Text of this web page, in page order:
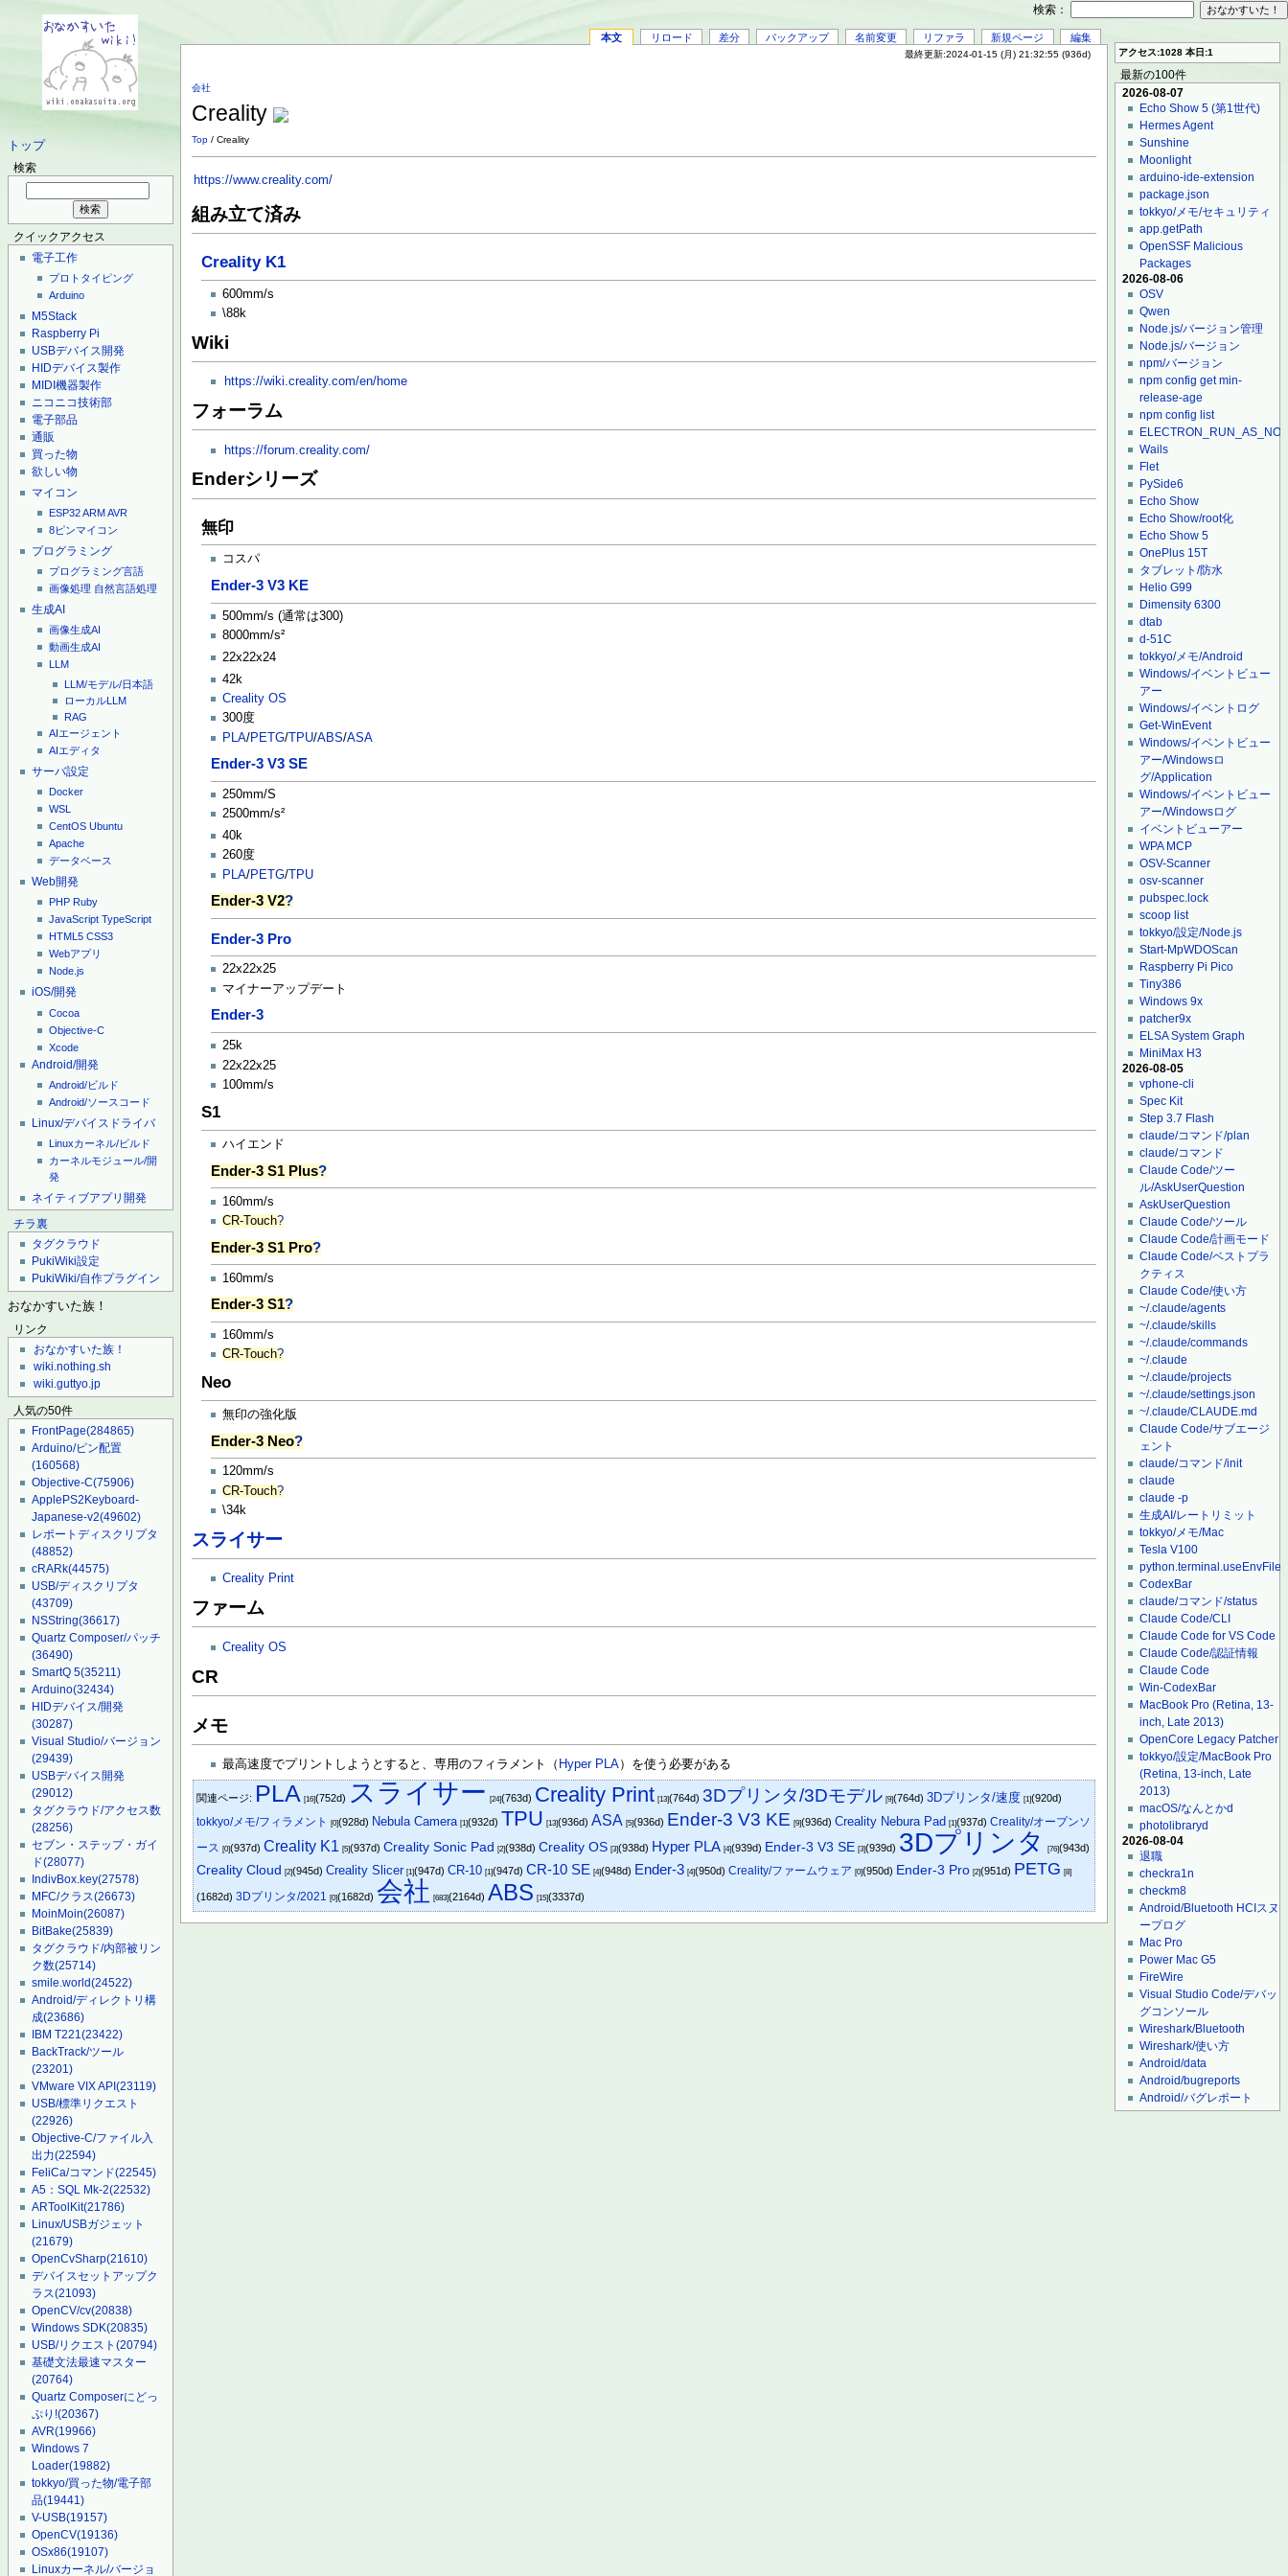
トップ
検索
クイックアクセス
電子工作
プロトタイピング
Arduino
M5Stack
Raspberry Pi
USBデバイス開発
HIDデバイス製作
MIDI機器製作
ニコニコ技術部
電子部品
通販
買った物
欲しい物
マイコン
ESP32ARMAVR
8ピンマイコン
プログラミング
プログラミング言語
画像処理 自然言語処理
生成AI
画像生成AI
動画生成AI
LLM
LLM/モデル/日本語
ローカルLLM
RAG
AIエージェント
AIエディタ
サーバ設定
Docker
WSL
CentOS Ubuntu
Apache
データベース
Web開発
PHP Ruby
JavaScript TypeScript
HTML5 CSS3
Webアプリ
Node.js
iOS/開発
Cocoa
Objective-C
Xcode
Android/開発
Android/ビルド
Android/ソースコード
Linux/デバイスドライバ
Linuxカーネル/ビルド
カーネルモジュール/開
発
ネイティブアプリ開発
チラ裏
タグクラウド
PukiWiki設定
PukiWiki/自作プラグイン
おなかすいた族！
リンク
おなかすいた族！
wiki.nothing.sh
wiki.guttyo.jp
人気の50件
FrontPage(284865)
Arduino/ピン配置
(160568)
Objective-C(75906)
ApplePS2Keyboard-
Japanese-v2(49602)
レポートディスクリプタ
(48852)
cRARk(44575)
USB/ディスクリプタ
(43709)
NSString(36617)
Quartz Composer/パッチ
(36490)
SmartQ 5(35211)
Arduino(32434)
HIDデバイス/開発
(30287)
Visual Studio/バージョン
(29439)
USBデバイス開発
(29012)
タグクラウド/アクセス数
(28256)
セブン・ステップ・ガイ
ド(28077)
IndivBox.key(27578)
MFC/クラス(26673)
MoinMoin(26087)
BitBake(25839)
タグクラウド/内部被リン
ク数(25714)
smile.world(24522)
Android/ディレクトリ構
成(23686)
IBM T221(23422)
BackTrack/ツール
(23201)
VMware VIX API(23119)
USB/標準リクエスト
(22926)
Objective-C/ファイル入
出力(22594)
FeliCa/コマンド(22545)
A5：SQL Mk-2(22532)
ARToolKit(21786)
Linux/USBガジェット
(21679)
OpenCvSharp(21610)
デバイスセットアップク
ラス(21093)
OpenCV/cv(20838)
Windows SDK(20835)
USB/リクエスト(20794)
基礎文法最速マスター
(20764)
Quartz Composerにどっ
ぷり!(20367)
AVR(19966)
Windows 7
Loader(19882)
tokkyo/買った物/電子部
品(19441)
V-USB(19157)
OpenCV(19136)
OSx86(19107)
Linuxカーネル/バージョ
本文 リロード 差分 バックアップ 名前変更 リファラ 新規ページ 編集
最終更新:2024-01-15 (月) 21:32:55 (936d)
会社
Creality
Top / Creality
https://www.creality.com/
組み立て済み
Creality K1
600mm/s
\88k
Wiki
https://wiki.creality.com/en/home
フォーラム
https://forum.creality.com/
Enderシリーズ
無印
コスパ
Ender-3 V3 KE
500mm/s (通常は300)
8000mm/s²
22x22x24
42k
Creality OS
300度
PLA/PETG/TPU/ABS/ASA
Ender-3 V3 SE
250mm/S
2500mm/s²
40k
260度
PLA/PETG/TPU
Ender-3 V2?
Ender-3 Pro
22x22x25
マイナーアップデート
Ender-3
25k
22x22x25
100mm/s
S1
ハイエンド
Ender-3 S1 Plus?
160mm/s
CR-Touch?
Ender-3 S1 Pro?
160mm/s
Ender-3 S1?
160mm/s
CR-Touch?
Neo
無印の強化版
Ender-3 Neo?
120mm/s
CR-Touch?
\34k
スライサー
Creality Print
ファーム
Creality OS
CR
メモ
最高速度でプリントしようとすると、専用のフィラメント（ Hyper PLA）を使う必要がある
関連ページ: PLA [16](752d) スライサー [24](763d) Creality Print [13](764d)3Dプリンタ/3Dモデル [9](764d)3Dプリンタ/速度 [1](920d)
tokkyo/メモ/フィラメント [0](928d) Nebula Camera [1](932d) TPU [13](936d)ASA [5](936d) Ender-3 V3 KE [9](936d)Creality Nebura Pad [1](937d)Creality/オープンソ
ース [0](937d)Creality K1 [5](937d)Creality Sonic Pad [2](938d)Creality OS [3](938d) Hyper PLA [4](939d) Ender-3 V3 SE [3](939d) 3Dプリンタ [76](943d)
Creality Cloud [2](945d)Creality Slicer [1](947d)CR-10 [1](947d)CR-10 SE [4](948d) Ender-3 [4](950d)Creality/ファームウェア [0](950d) Ender-3 Pro [2](951d) PETG [8]
(1682d)3Dプリンタ/2021 [0](1682d) 会社 [683](2164d)ABS [15](3337d)
アクセス:1028 本日:1
最新の100件
2026-08-07
Echo Show 5 (第1世代)
Hermes Agent
Sunshine
Moonlight
arduino-ide-extension
package.json
tokkyo/メモ/セキュリティ
app.getPath
OpenSSF Malicious
Packages
2026-08-06
OSV
Qwen
Node.js/バージョン管理
Node.js/バージョン
npm/バージョン
npm config get min-
release-age
npm config list
Wails
Flet
PySide6
Echo Show
Echo Show/root化
Echo Show 5
OnePlus 15T
タブレット/防水
Helio G99
Dimensity 6300
dtab
d-51C
tokkyo/メモ/Android
Windows/イベントビュー
アー
Windows/イベントログ
Get-WinEvent
Windows/イベントビュー
アー/Windowsロ
グ/Application
Windows/イベントビュー
アー/Windowsログ
イベントビューアー
WPA MCP
OSV-Scanner
osv-scanner
pubspec.lock
scoop list
tokkyo/設定/Node.js
Start-MpWDOScan
Raspberry Pi Pico
Tiny386
Windows 9x
patcher9x
ELSA System Graph
MiniMax H3
2026-08-05
vphone-cli
Spec Kit
Step 3.7 Flash
claude/コマンド/plan
claude/コマンド
Claude Code/ツー
ル/AskUserQuestion
AskUserQuestion
Claude Code/ツール
Claude Code/計画モード
Claude Code/ベストプラ
クティス
Claude Code/使い方
~/.claude/agents
~/.claude/skills
~/.claude/commands
~/.claude
~/.claude/projects
~/.claude/settings.json
~/.claude/CLAUDE.md
Claude Code/サブエージ
ェント
claude/コマンド/init
claude
claude -p
生成AI/レートリミット
tokkyo/メモ/Mac
Tesla V100
python.terminal.useEnvFile
CodexBar
claude/コマンド/status
Claude Code/CLI
Claude Code for VS Code
Claude Code/認証情報
Claude Code
Win-CodexBar
MacBook Pro (Retina, 13-
inch, Late 2013)
OpenCore Legacy Patcher
tokkyo/設定/MacBook Pro
(Retina, 13-inch, Late
2013)
macOS/なんとかd
photolibraryd
2026-08-04
退職
checkra1n
checkm8
Android/Bluetooth HCIスヌ
ープログ
Mac Pro
Power Mac G5
FireWire
Visual Studio Code/デバッ
グコンソール
Wireshark/Bluetooth
Wireshark/使い方
Android/data
Android/bugreports
Android/バグレポート
検索：